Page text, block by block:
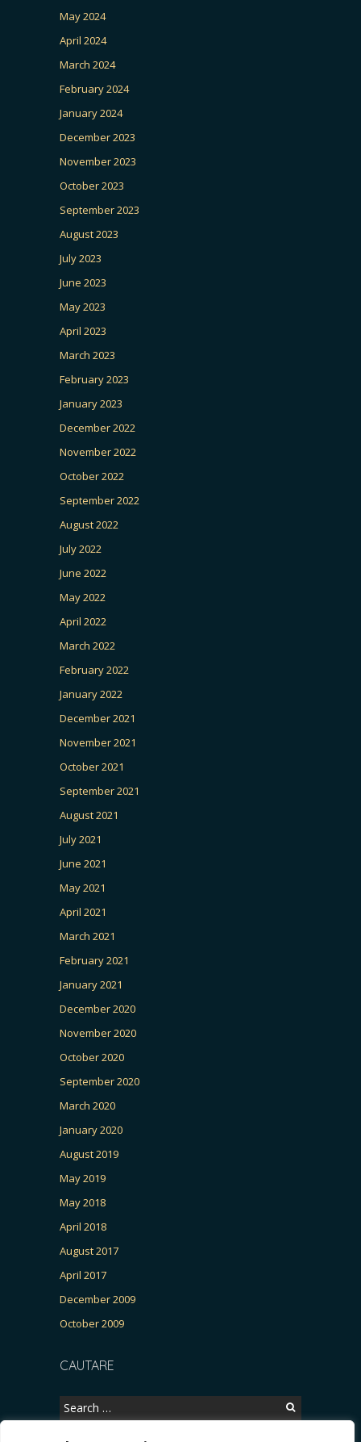
May 2024
April 2024
March 2024
February 2024
January 2024
December 2023
November 2023
October 2023
September 2023
August 2023
July 2023
June 2023
May 2023
April 2023
March 2023
February 2023
January 2023
December 2022
November 2022
October 2022
September 2022
August 2022
July 2022
June 2022
May 2022
April 2022
March 2022
February 2022
January 2022
December 2021
November 2021
October 2021
September 2021
August 2021
July 2021
June 2021
May 2021
April 2021
March 2021
February 2021
January 2021
December 2020
November 2020
October 2020
September 2020
March 2020
January 2020
August 2019
May 2019
May 2018
April 2018
August 2017
April 2017
December 2009
October 2009
CAUTARE
Search
for: